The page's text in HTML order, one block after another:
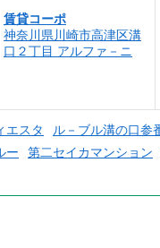
賃貸コーポ
神奈川県川崎市高津区溝
口２丁目 アルファ－ニ
エスタ
ル－ブル溝の口参
ー 第二セイカマンション